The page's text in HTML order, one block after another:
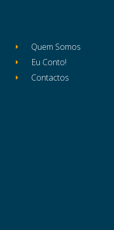
Quem Somos
Eu Conto!
Contactos